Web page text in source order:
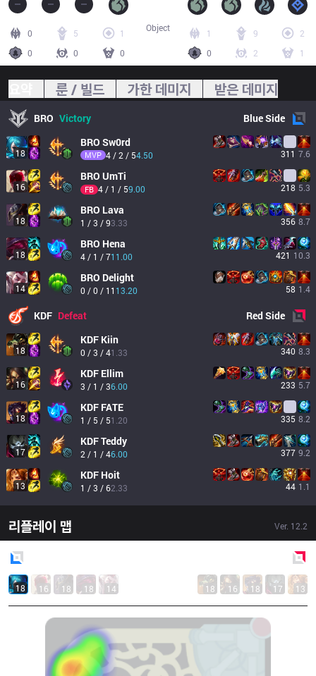
0 5
1
0
0 0
1 9
2
0
2 1
Object
룬 / 빌드 가한 데미지 받은 데미지
BRO Victory BlueSide
18
BRO Sw0rd
MVP 4 / 2 / 54.50 311 7.6
16
BRO UmTi
FB 4 / 1 / 59.00 218 5.3
18
BRO Lava
1 / 3 / 93.33 356 8.7
18
BRO Hena
4 / 1 / 711.00 421 10.3
14
BRO Delight
0 / 0 / 11 13.20 58 1.4
KDF Defeat RedSide
18
KDF Kiin
0 / 3 / 41.33 340 8.3
16
KDF Ellim
3 / 1 / 36.00 233 5.7
18
KDF FATE
1 / 5 / 51.20 335 8.2
17
KDFTeddy
2 / 1 / 46.00 377 9.2
13
KDF Hoit
1 / 3 / 62.33 44 1.1
리플레이 맵 Ver. 12.2
18 16 18 18 14 18 16 18 17 13